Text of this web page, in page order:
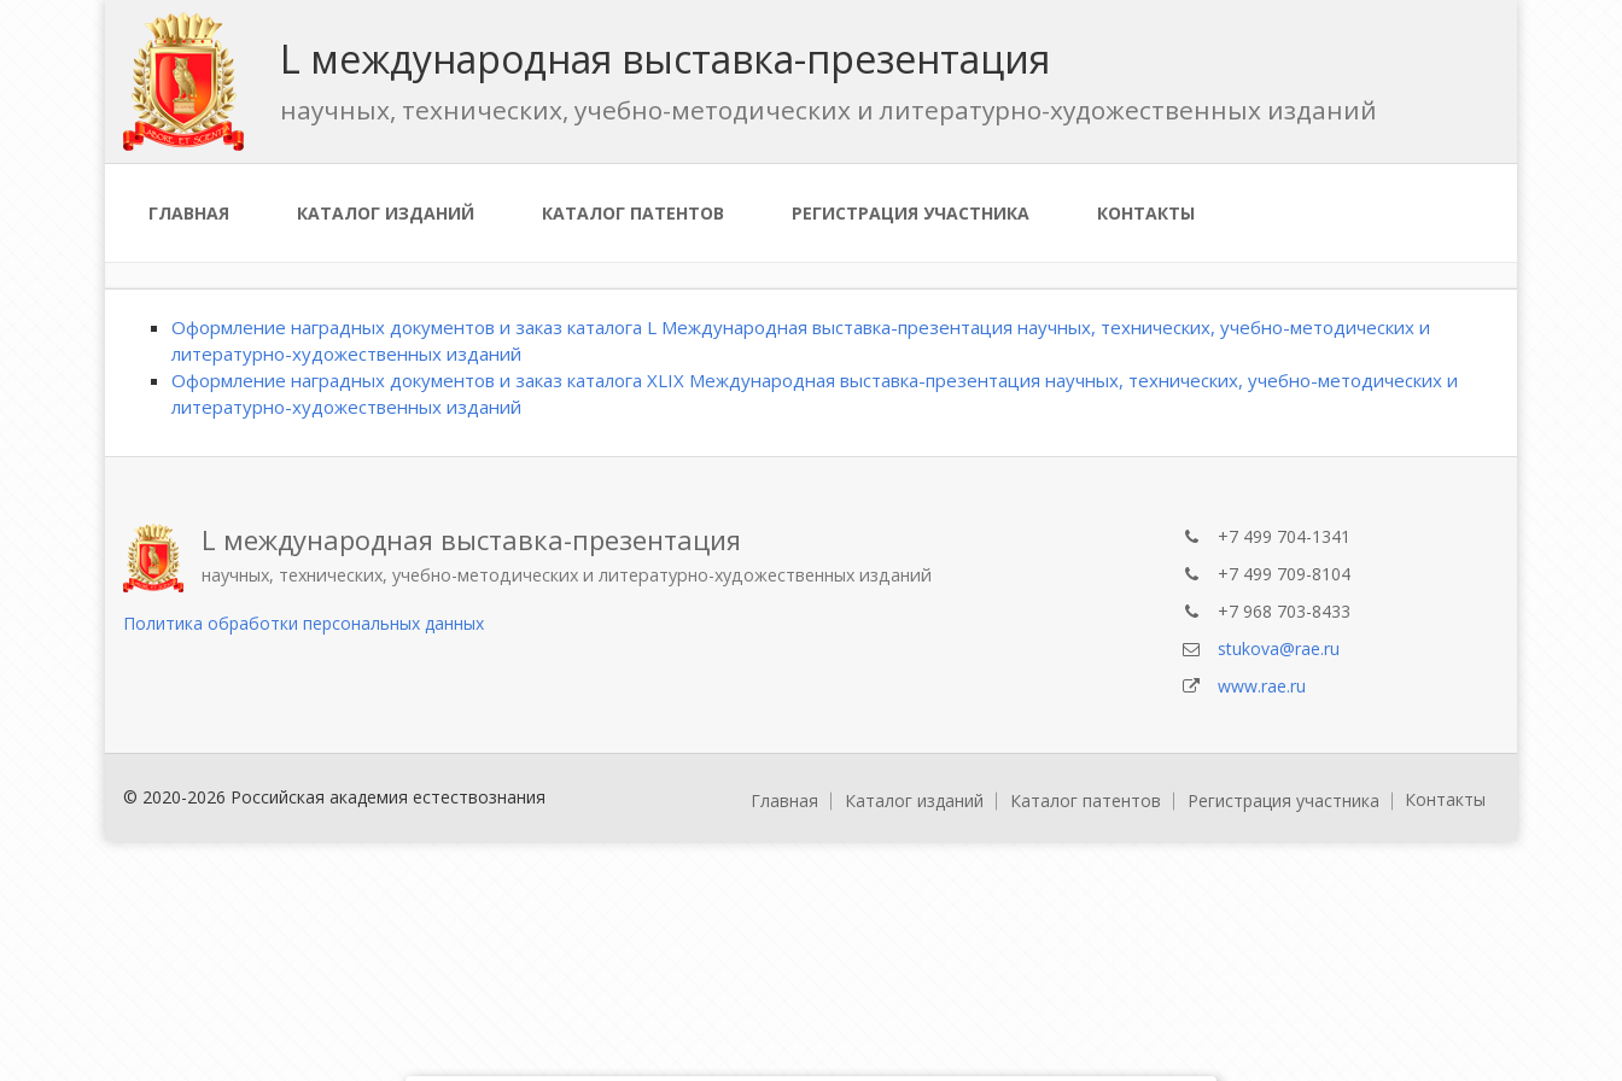
L международная выставка-презентация
научных, технических, учебно-методических и литературно-художественных изданий
ГЛАВНАЯ КАТАЛОГ ИЗДАНИЙ КАТАЛОГ ПАТЕНТОВ РЕГИСТРАЦИЯ УЧАСТНИКА КОНТАКТЫ
Оформление наградных документов и заказ каталога L Международная выставка-презентация научных, технических, учебно-методических и
литературно-художественных изданий
Оформление наградных документов и заказ каталога XLIX Международная выставка-презентация научных, технических, учебно-методических и
литературно-художественных изданий
L международная выставка-презентация
научных, технических, учебно-методических и литературно-художественных изданий
Политика обработки персональных данных
+7 499 704-1341
+7 499 709-8104
+7 968 703-8433
stukova@rae.ru
www.rae.ru
© 2020-2026 Российская академия естествознания Главная Каталог изданий Каталог патентов Регистрация участника Контакты